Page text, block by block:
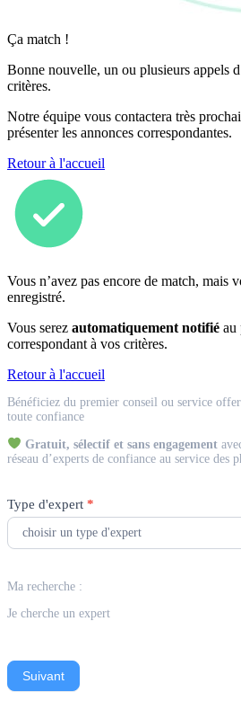
Ça match !
Bonne nouvelle, un ou plusieurs appels
critères.
Notre équipe vous contactera très
présenter les annonces correspondantes.
Retour à l'accueil
Vous n’avez pas encore de match, mais
enregistré.
Vous serez automatiquement notifié au
correspondant à vos critères.
Retour à l'accueil
Expert
Bénéficiez du premier conseil ou service
toute confiance
Gratuit, sélectif et sans engagement
réseau d’experts de confiance au service des
Type d'expert *
Ma recherche :
Je cherche un expert
Suivant